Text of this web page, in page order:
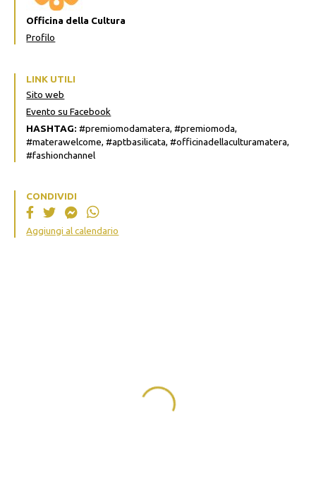
Officina della Cultura
Profilo
LINK UTILI
Sito web
Evento su Facebook
HASHTAG: #premiomodamatera, #premiomoda,
#materawelcome, #aptbasilicata, #officinadellaculturamatera,
#fashionchannel
CONDIVIDI
Aggiungi al calendario